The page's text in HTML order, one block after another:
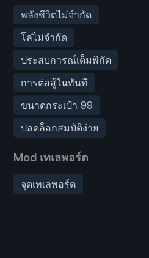
พลังชีวิตไม่จำกัด
โล่ไม่จำกัด
ประสบการณ์เต็มพิกัด
การต่อสู้ในทันที
ขนาดกระเป๋า 99
ปลดล็อกสมบัติง่าย
Mod เทเลพอร์ต
จุดเทเลพอร์ต